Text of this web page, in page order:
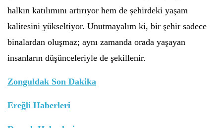
halkın katılımını artırıyor hem de şehirdeki yaşam
kalitesini yükseltiyor. Unutmayalım ki, bir şehir sadece
binalardan oluşmaz; aynı zamanda orada yaşayan
insanların düşünceleriyle de şekillenir.
Zonguldak Son Dakika
Ereğli Haberleri